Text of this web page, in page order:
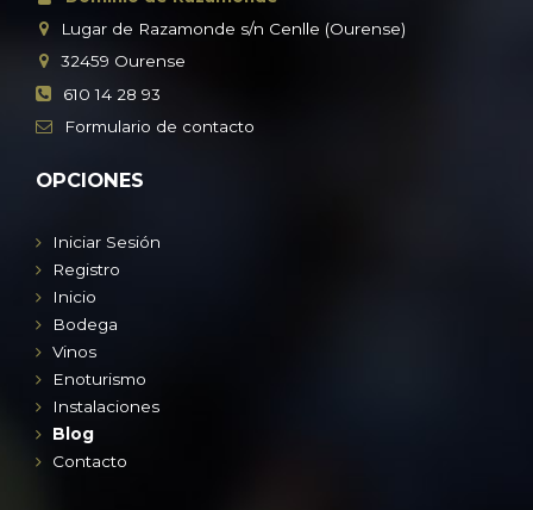
Lugar de Razamonde s/n Cenlle (Ourense)
32459 Ourense
610 14 28 93
Formulario de contacto
OPCIONES
Iniciar Sesión
Registro
Inicio
Bodega
Vinos
Enoturismo
Instalaciones
Blog
Contacto